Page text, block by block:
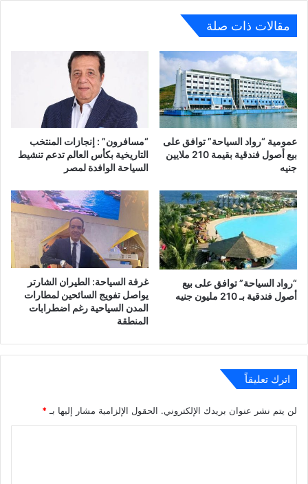
مقالات ذات صلة
عمومية “رواد السياحة” توافق على
بيع أصول فندقية بقيمة 210 ملايين
جنيه
“مسافرون” : إنجازات المنتخب
التاريخية بكأس العالم تدعم تنشيط
السياحة الوافدة لمصر
“رواد السياحة” توافق على بيع
أصول فندقية بـ 210 مليون جنيه
غرفة السياحة: الطيران الشارتر
يواصل تفويج السائحين لمطارات
المدن السياحية رغم اضطرابات
المنطقة
اترك تعليقاً
لن يتم نشر عنوان بريدك الإلكتروني. الحقول الإلزامية مشار إليها بـ*